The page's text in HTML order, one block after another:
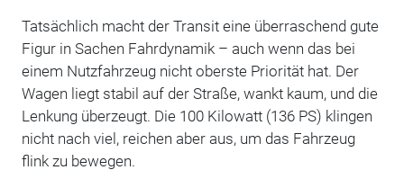
Tatsächlich macht der Transit eine überraschend gute
Figur in Sachen Fahrdynamik – auch wenn das bei
einem Nutzfahrzeug nicht oberste Priorität hat. Der
Wagen liegt stabil auf der Straße, wankt kaum, und die
Lenkung überzeugt. Die 100 Kilowatt (136 PS) klingen
nicht nach viel, reichen aber aus, um das Fahrzeug
flink zu bewegen.